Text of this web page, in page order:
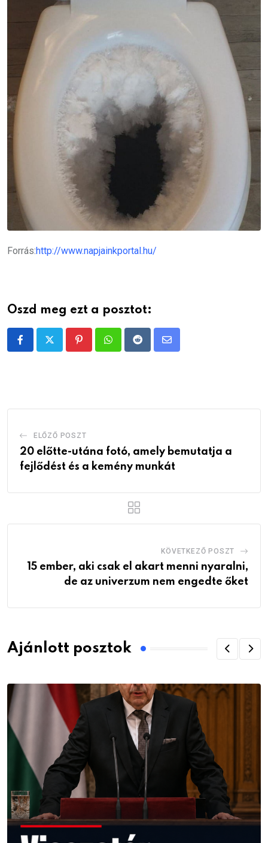
Forrás:http://www.napjainkportal.hu/
Oszd meg ezt a posztot:
PinterestWhatsappRedditShare
ELŐZŐ POSZT
20 előtte-utána fotó, amely bemutatja a
fejlődést és a kemény munkát
KÖVETKEZŐ POSZT
15 ember, aki csak el akart menni nyaralni,
de az univerzum nem engedte őket
Ajánlott posztok